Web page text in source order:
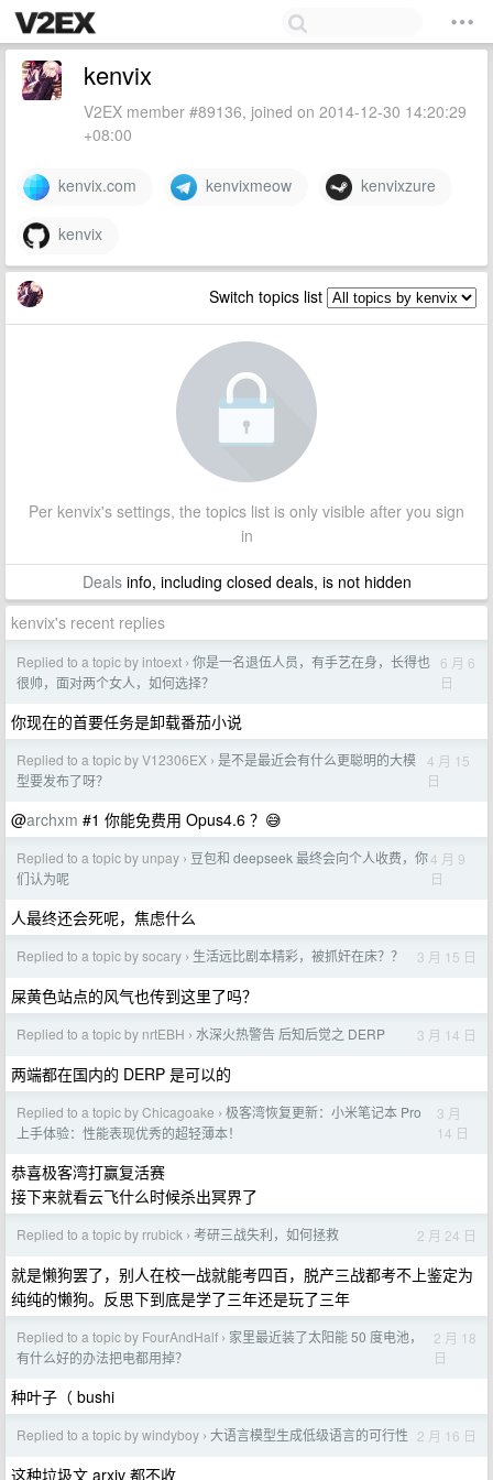
kenvix
V2EX member #89136, joined on 2014-12-30 14:20:29
+08:00
kenvix.com kenvixmeow kenvixzure
kenvix
Switch topics list
Per kenvix's settings, the topics list is only visible after you sign
in
Dealsinfo, including closed deals, is not hidden
kenvix's recent replies
Replied to a topic by intoext › 你是一名退伍人员，有手艺在身，长得也
很帅，面对两个女人，如何选择？
6 月 6
日
你现在的首要任务是卸载番茄小说
Replied to a topic by V12306EX › 是不是最近会有什么更聪明的大模
型要发布了呀？
4 月 15
日
@archxm #1 你能免费用 Opus4.6 ？😅
Replied to a topic by unpay › 豆包和 deepseek 最终会向个人收费，你
们认为呢
4 月 9
日
人最终还会死呢，焦虑什么
Replied to a topic by socary › 生活远比剧本精彩，被抓奸在床？？ 3 月 15 日
屎黄色站点的风气也传到这里了吗？
Replied to a topic by nrtEBH › 水深火热警告 后知后觉之 DERP 3 月 14 日
两端都在国内的 DERP 是可以的
Replied to a topic by Chicagoake › 极客湾恢复更新：小米笔记本 Pro
上手体验：性能表现优秀的超轻薄本！
3 月
14 日
恭喜极客湾打赢复活赛
接下来就看云飞什么时候杀出冥界了
Replied to a topic by rrubick › 考研三战失利，如何拯救 2 月 24 日
就是懒狗罢了，别人在校一战就能考四百，脱产三战都考不上鉴定为
纯纯的懒狗。反思下到底是学了三年还是玩了三年
Replied to a topic by FourAndHalf › 家里最近装了太阳能 50 度电池，
有什么好的办法把电都用掉？
2 月 18
日
种叶子（ bushi
Replied to a topic by windyboy › 大语言模型生成低级语言的可行性 2 月 16 日
这种垃圾文 arxiv 都不收